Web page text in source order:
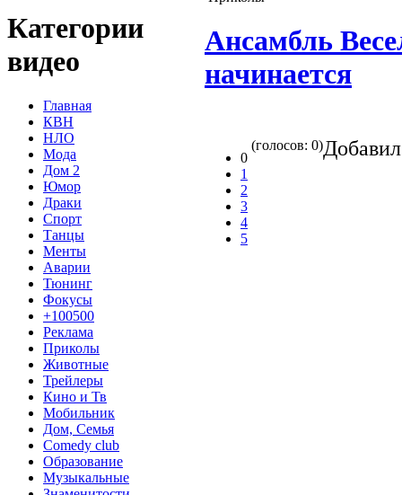
Категории
видео
Главная
КВН
НЛО
Мода
Дом 2
Юмор
Драки
Спорт
Танцы
Менты
Аварии
Тюнинг
Фокусы
+100500
Реклама
Приколы
Животные
Трейлеры
Кино и Тв
Мобильник
Дом, Семья
Comedy club
Образование
Музыкальные
Ансамбль
начинается
0
1
2
3
4
5
(голосов: 0)